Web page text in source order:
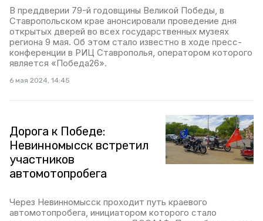
В преддверии 79-й годовщины Великой Победы, в
Ставропольском крае анонсировали проведение дня
открытых дверей во всех государственных музеях
региона 9 мая. Об этом стало известно в ходе пресс-
конференции в РИЦ Ставрополья, оператором которого
является «Победа26».
6 мая 2024, 14:45
Дорога к Победе:
Невинномысск встретил
участников
автомотопробега
Через Невинномысск проходит путь краевого
автомотопробега, инициатором которого стало